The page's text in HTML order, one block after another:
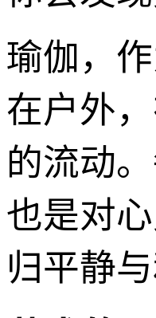
瑜伽，
在户外
的流动
也是对
归平静与